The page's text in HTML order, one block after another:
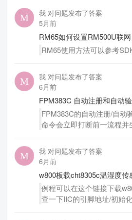
我 对问题发布了答案
5月前
RM65如何设置RM500U联网
RM65使用方法可以参考
我 对问题发布了答案
6月前
FPM383C 自动注册和自动
FPM383C的自动注册/自动
命令会立即打断前一流程并
我 对问题发布了答案
6月前
w800板载cht8305c温湿度
例程可以在这个链接下载
查一下IIC的引脚地址/初始